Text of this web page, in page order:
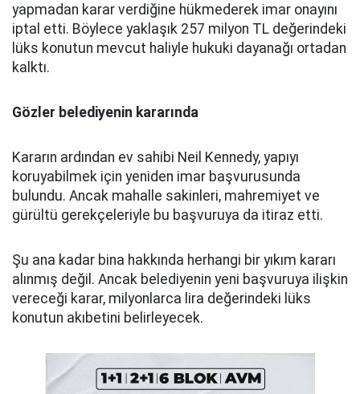
yapmadan karar verdiğine hükmederek imar onayını
iptal etti. Böylece yaklaşık 257 milyon TL değerindeki
lüks konutun mevcut haliyle hukuki dayanağı ortadan
kalktı.
Gözler belediyenin kararında
Kararın ardından ev sahibi Neil Kennedy, yapıyı
koruyabilmek için yeniden imar başvurusunda
bulundu. Ancak mahalle sakinleri, mahremiyet ve
gürültü gerekçeleriyle bu başvuruya da itiraz etti.
Şu ana kadar bina hakkında herhangi bir yıkım kararı
alınmış değil. Ancak belediyenin yeni başvuruya ilişkin
vereceği karar, milyonlarca lira değerindeki lüks
konutun akıbetini belirleyecek.